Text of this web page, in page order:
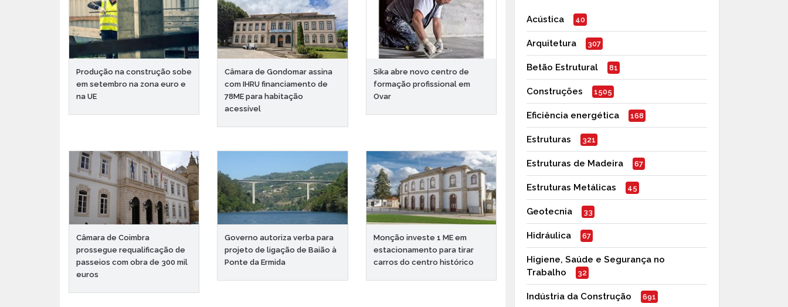
Produção na construção sobe
em setembro na zona euro e
na UE
Câmara de Gondomar assina
com IHRU financiamento de
78ME para habitação
acessível
Sika abre novo centro de
formação profissional em
Ovar
Câmara de Coimbra
prossegue requalificação de
passeios com obra de 300 mil
euros
Governo autoriza verba para
projeto de ligação de Baião à
Ponte da Ermida
Monção investe 1 ME em
estacionamento para tirar
carros do centro histórico
Acústica 40
Arquitetura 307
Betão Estrutural 81
Construções 1505
Eficiência energética 168
Estruturas 321
Estruturas de Madeira 67
Estruturas Metálicas 45
Geotecnia 33
Hidráulica 67
Higiene, Saúde e Segurança no
Trabalho
32
Indústria da Construção 691